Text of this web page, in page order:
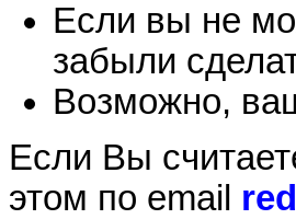
Если вы не
забыли
Возможно,
Если Вы
этом по email